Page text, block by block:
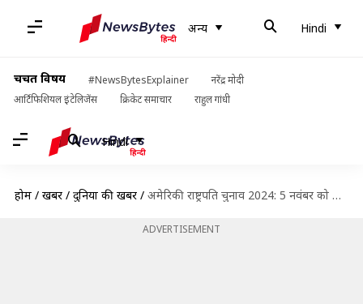
अन्य Hindi
चर्चित विषय #NewsBytesExplainer
नरेंद्र मोदी
आर्टिफिशियल इंटेलिजेंस
क्रिकेट समाचार राहुल गांधी
Hindi
होम / खबरें / दुनिया की खबरें / अमेरिकी राष्ट्रपति चुनाव 2024: 5 नवंबर को होगा मतदान, जानिए चुनाव से जुड़ी हर जरूरी जानकारी
ADVERTISEMENT